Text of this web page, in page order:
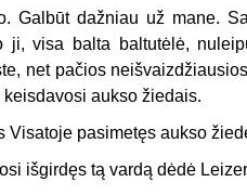
Galbūt dažniau už mane.
ji, visa balta baltutėlė,
net pačios
aukso žiedais.
Visatoje pasimetęs aukso
išgirdęs tą vardą dėdė